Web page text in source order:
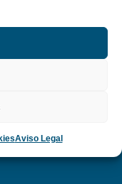
Aviso Legal